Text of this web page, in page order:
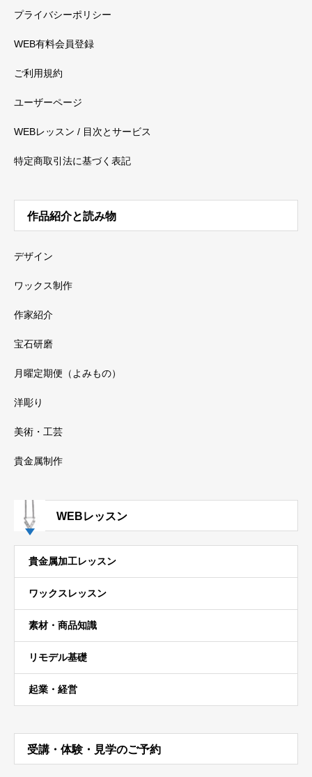
プライバシーポリシー
WEB有料会員登録
ご利用規約
ユーザーページ
WEBレッスン / 目次とサービス
特定商取引法に基づく表記
作品紹介と読み物
デザイン
ワックス制作
作家紹介
宝石研磨
月曜定期便（よみもの）
洋彫り
美術・工芸
貴金属制作
WEBレッスン
貴金属加工レッスン
ワックスレッスン
素材・商品知識
リモデル基礎
起業・経営
受講・体験・見学のご予約